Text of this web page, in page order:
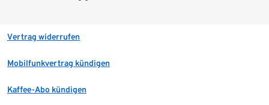
Vertrag widerrufen
Mobilfunkvertrag kündigen
Kaffee-Abo kündigen